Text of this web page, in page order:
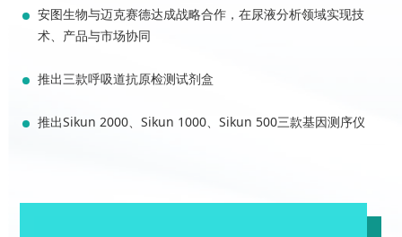
安图生物与迈克赛德达成战略合作，在尿液分析领域实现技
术、产品与市场协同
推出三款呼吸道抗原检测试剂盒
推出Sikun 2000、Sikun 1000、Sikun 500三款基因测序仪